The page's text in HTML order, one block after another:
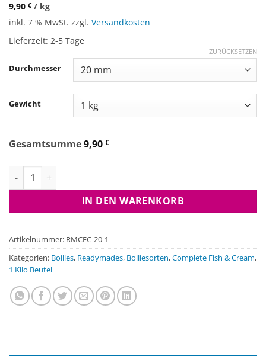
9,90 € / kg
inkl. 7 % MwSt. zzgl. Versandkosten
Lieferzeit: 2-5 Tage
Durchmesser
Gewicht
ZURÜCKSETZEN
Gesamtsumme9,90 €
Complete Fish & Cream, 1 Kilo Beutel Menge
IN DEN WARENKORB
Artikelnummer: RMCFC-20-1
Kategorien: Boilies, Readymades, Boiliesorten,Complete Fish & Cream,
1 Kilo Beutel